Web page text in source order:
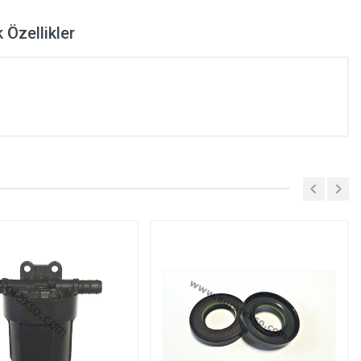
Özellikler